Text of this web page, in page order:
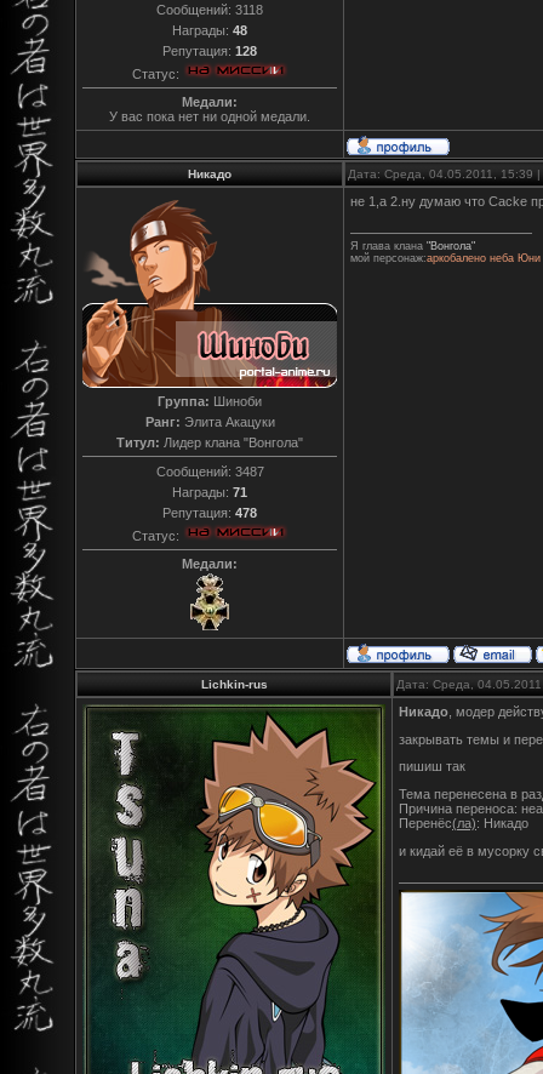
Сообщений: 3118
Награды: 48
Репутация: 128
Статус:
Медали:
У вас пока нет ни одной медали.
Никадо Дата: Среда, 04.05.2011, 15:39
Группа: Шиноби
Ранг: Элита Акацуки
Титул: Лидер клана "Вонгола"
Сообщений: 3487
Награды: 71
Репутация: 478
Статус:
Медали:
не 1,а 2.ну думаю что Cacke
Я глава клана "Вонгола"
мой персонаж:аркобалено неба Юни
Lichkin-rus Дата: Среда,
Никадо , модер
закрывать темы и
пишиш так
Тема перенесена в
Причина переноса:
Перенёс(ла): Никадо
и кидай её в мусорку